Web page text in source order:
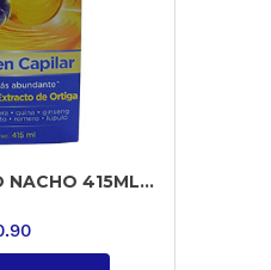
NACHO 415ML...